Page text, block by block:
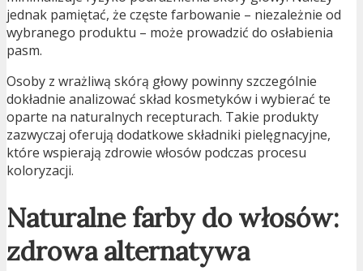
jednak pamiętać, że częste farbowanie – niezależnie od
wybranego produktu – może prowadzić do osłabienia
pasm.
Osoby z wrażliwą skórą głowy powinny szczególnie
dokładnie analizować skład kosmetyków i wybierać te
oparte na naturalnych recepturach. Takie produkty
zazwyczaj oferują dodatkowe składniki pielęgnacyjne,
które wspierają zdrowie włosów podczas procesu
koloryzacji.
Naturalne farby do włosów:
zdrowa alternatywa